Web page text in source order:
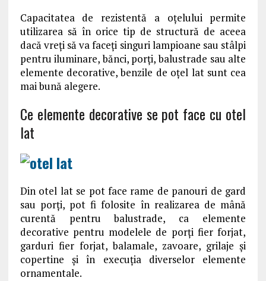
Capacitatea de rezistentă a oțelului permite
utilizarea să în orice tip de structură de aceea
dacă vreți să va faceți singuri lampioane sau stâlpi
pentru iluminare, bănci, porți, balustrade sau alte
elemente decorative, benzile de oțel lat sunt cea
mai bună alegere.
Ce elemente decorative se pot face cu otel
lat
Din otel lat se pot face rame de panouri de gard
sau porți, pot fi folosite în realizarea de mână
curentă pentru balustrade, ca elemente
decorative pentru modelele de porți fier forjat,
garduri fier forjat, balamale, zavoare, grilaje și
copertine și în execuția diverselor elemente
ornamentale.